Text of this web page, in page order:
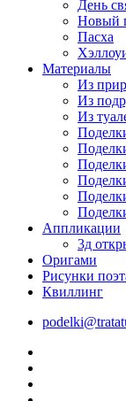
День
Новый
Пасха
Материалы
Из
Из
Из
Аппликации
3д
Оригами
Рисунки
Квиллинг